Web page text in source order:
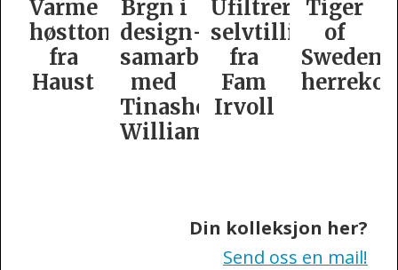
Brgn i
design­
samarbeid
med
Williamson
Ufiltrert
selvtillit
fra
Fam
Irvoll
Tiger
of
Swedens
herrekolleksjon
Slik
er
dame­
Din kolleksjon her?
Send oss en mail!